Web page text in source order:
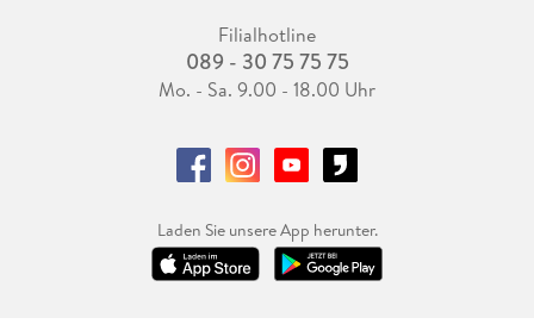
Filialhotline
089 - 30 75 75 75
Mo. - Sa. 9.00 - 18.00 Uhr
Laden Sie unsere App herunter.